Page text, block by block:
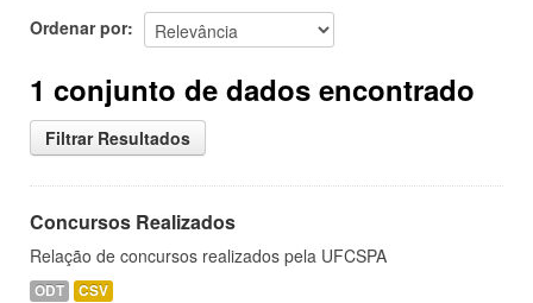
Ordenar por
1 conjunto de dados encontrado
Filtrar Resultados
Concursos Realizados
Relação de concursos realizados pela UFCSPA
ODT CSV